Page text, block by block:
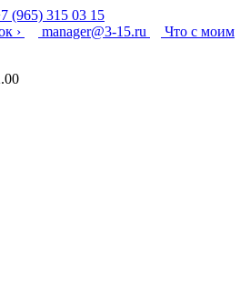
(965) 315 03 15
›
manager@3-15.ru
Что с моим